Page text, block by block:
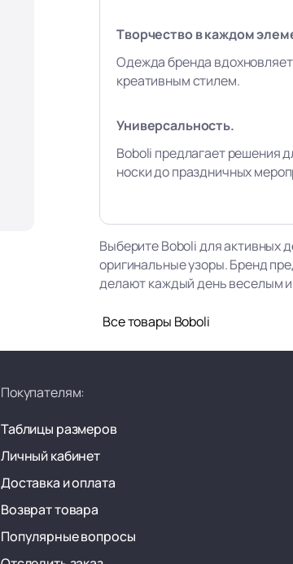
Творчество в каждом
Одежда бренда
креативным стилем.
Универсальность.
Boboli предлагает решения
носки до праздничных
Выберите Boboli для активных
оригинальные узоры. Бренд
делают каждый день веселым
Все товары Boboli
Покупателям:
Таблицы размеров
Личный кабинет
Доставка и оплата
Возврат товара
Популярные вопросы